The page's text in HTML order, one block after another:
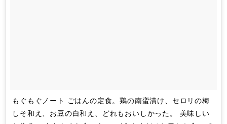
もぐもぐノート ごはんの定食。鶏の南蛮漬け、セロリの梅
しそ和え、お豆の白和え、どれもおいしかった。 美味しい